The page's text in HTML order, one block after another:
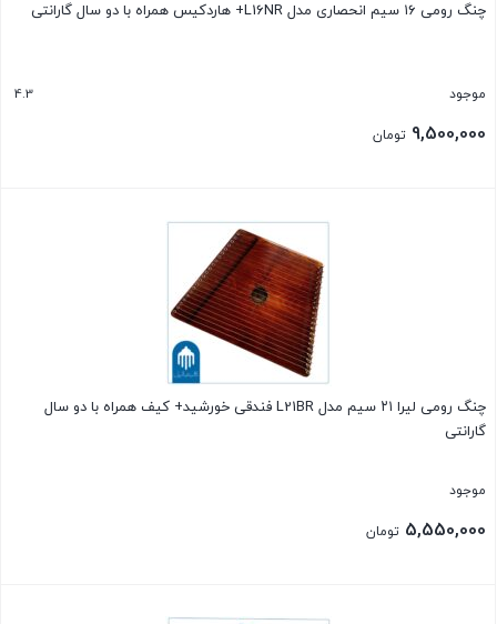
چنگ رومی ۱۶ سیم انحصاری مدل L16NR+ هاردکیس همراه با دو سال گارانتی
موجود 4.3
9,500,000 تومان
چنگ رومی لیرا ۲۱ سیم مدل L21BR فندقی خورشید+ کیف همراه با دو سال
گارانتی
موجود
5,550,000 تومان